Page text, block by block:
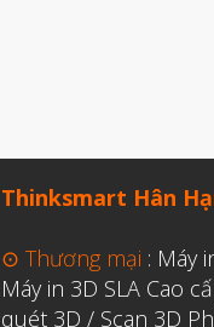
Thinksmart Hân
⊙ Thương mại : Máy
Máy in 3D SLA Cao
quét 3D / Scan 3D